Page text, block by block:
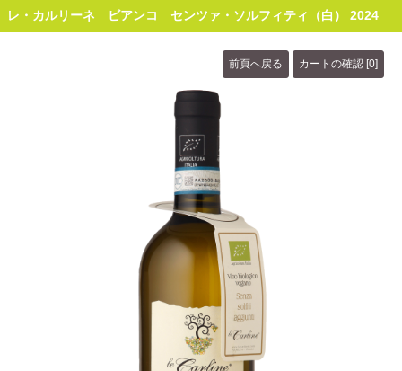
レ・カルリーネ ビアンコ センツァ・ソルフィティ（白） 2024